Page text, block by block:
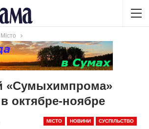
Місто
«Сумыхимпрома»
октябре-ноябре
МІСТО НОВИНИ СУСПІЛЬСТВО